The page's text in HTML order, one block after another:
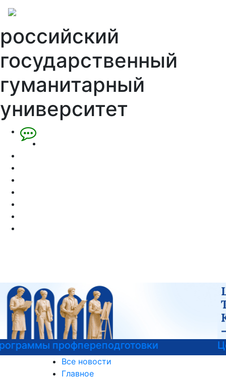
российский
государственный
гуманитарный
университет
Центр карьеры
Все новости
Главное